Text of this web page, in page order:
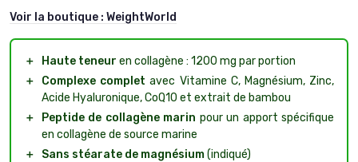
Voir la boutique : WeightWorld
＋ Haute teneur en collagène : 1200 mg par portion
＋
Complexe complet avec Vitamine C, Magnésium, Zinc,
Acide Hyaluronique, CoQ10 et extrait de bambou
＋
Peptide de collagène marin pour un apport spécifique
en collagène de source marine
＋
Sans stéarate de magnésium(indiqué)